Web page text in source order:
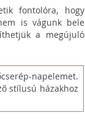
fontolóra, hogy
is vágunk bele
a megújuló
napelemet.
stílusú házakhoz